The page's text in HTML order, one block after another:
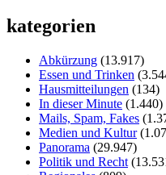
kategorien
Abkürzung (13.917)
Essen und Trinken
Hausmitteilungen (134)
In dieser Minute (1.440)
Mails, Spam, Fakes
Medien und Kultur
Panorama (29.947)
Politik und Recht